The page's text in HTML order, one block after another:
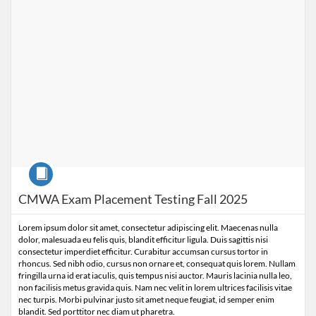
CMWA Exam Placement Testing Fall 2025
Course
Lorem ipsum dolor sit amet, consectetur adipiscing elit. Maecenas nulla
dolor, malesuada eu felis quis, blandit efficitur ligula. Duis sagittis nisi
consectetur imperdiet efficitur. Curabitur accumsan cursus tortor in
rhoncus. Sed nibh odio, cursus non ornare et, consequat quis lorem. Nullam
fringilla urna id erat iaculis, quis tempus nisi auctor. Mauris lacinia nulla leo,
non facilisis metus gravida quis. Nam nec velit in lorem ultrices facilisis vitae
nec turpis. Morbi pulvinar justo sit amet neque feugiat, id semper enim
blandit. Sed porttitor nec diam ut pharetra.